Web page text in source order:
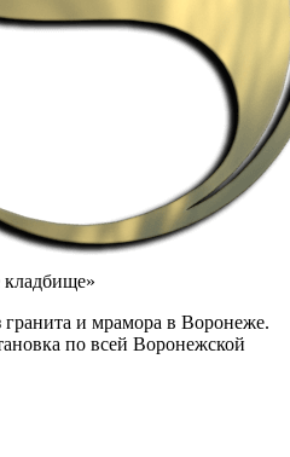
и мрамора в Воронеже.
по всей Воронежской